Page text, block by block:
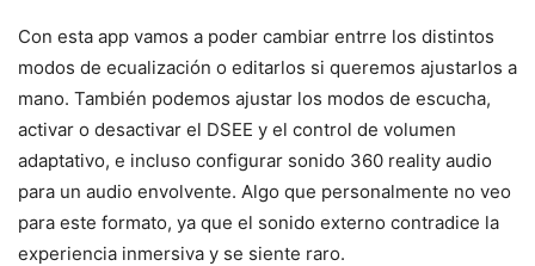
Con esta app vamos a poder cambiar entrre los distintos
modos de ecualización o editarlos si queremos ajustarlos a
mano. También podemos ajustar los modos de escucha,
activar o desactivar el DSEE y el control de volumen
adaptativo, e incluso configurar sonido 360 reality audio
para un audio envolvente. Algo que personalmente no veo
para este formato, ya que el sonido externo contradice la
experiencia inmersiva y se siente raro.